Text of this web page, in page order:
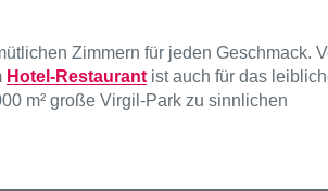
Zimmern für jeden Geschmack.
Hotel-Restaurant ist auch für das
m² große Virgil-Park zu sinnlichen